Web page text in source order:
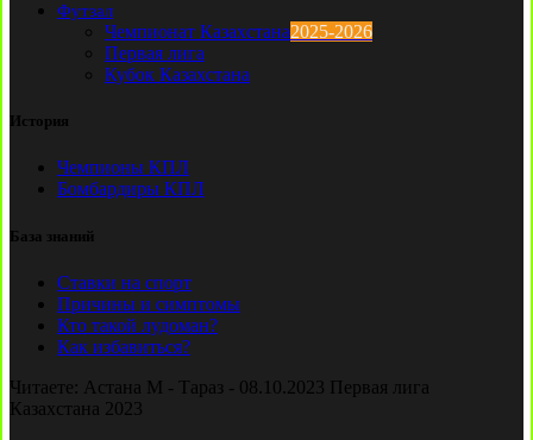
Футзал
Чемпионат Казахстана2025-2026
Первая лига
Кубок Казахстана
История
Чемпионы КПЛ
Бомбардиры КПЛ
База знаний
Ставки на спорт
Причины и симптомы
Кто такой лудоман?
Как избавиться?
Читаете: Астана М - Тараз - 08.10.2023 Первая лига
Казахстана 2023